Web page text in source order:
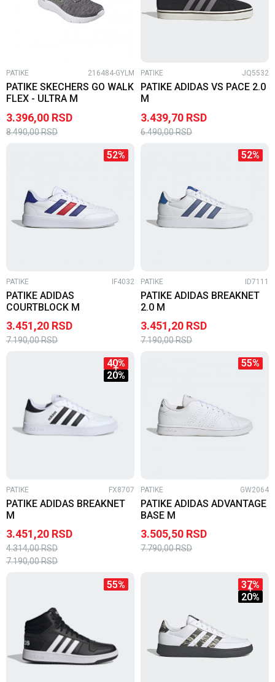
PATIKE 216484-GYLM
PATIKE SKECHERS GO WALK
FLEX - ULTRA M
3.396,00 RSD
8.490,00RSD
PATIKE JQ5532
PATIKE ADIDAS VS PACE 2.0
M
3.439,70 RSD
6.490,00RSD
52%
PATIKE IF4032
PATIKE ADIDAS
COURTBLOCK M
3.451,20 RSD
7.190,00RSD
52%
PATIKE ID7111
PATIKE ADIDAS BREAKNET
2.0 M
3.451,20 RSD
7.190,00RSD
40%
20%
PATIKE FX8707
PATIKE ADIDAS BREAKNET
M
3.451,20 RSD
4.314,00RSD
7.190,00RSD
55%
PATIKE GW2064
PATIKE ADIDAS ADVANTAGE
BASE M
3.505,50 RSD
7.790,00RSD
55% 37%
20%